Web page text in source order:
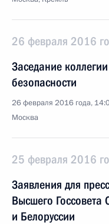
26 февраля 2016
Заседание
безопасности
26 февраля 2016 года,
Москва
25 февраля 2016
Заявления для
Высшего Госсовета
и Белоруссии